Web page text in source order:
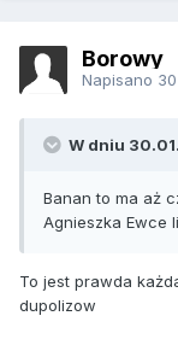
Borowy
Napisano
W dniu
Banan to ma aż
Agnieszka Ewce
To jest prawda
dupolizow